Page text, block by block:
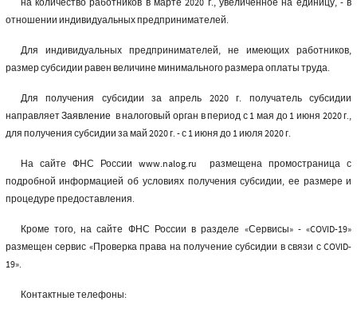
на количество работников в марте 2020 г., увеличенное на единицу, - в
отношении индивидуальных предпринимателей.
Для индивидуальных предпринимателей, не имеющих работников,
размер субсидии равен величине минимального размера оплаты труда.
Для получения субсидии за апрель 2020 г. получатель субсидии
направляетЗаявление в налоговый орган в период с 1 мая до 1 июня 2020 г.,
для получения субсидии за май 2020 г. - с 1 июня до 1 июля 2020 г.
На сайте ФНС России www.nalog.ru размещена промостраница с
подробной информацией об условиях получения субсидии, ее размере и
процедуре предоставления.
Кроме того, на сайте ФНС России в разделе «Сервисы» - «COVID-19»
размещен сервис «Проверка права на получение субсидии в связи с COVID-
19».
Контактные телефоны: